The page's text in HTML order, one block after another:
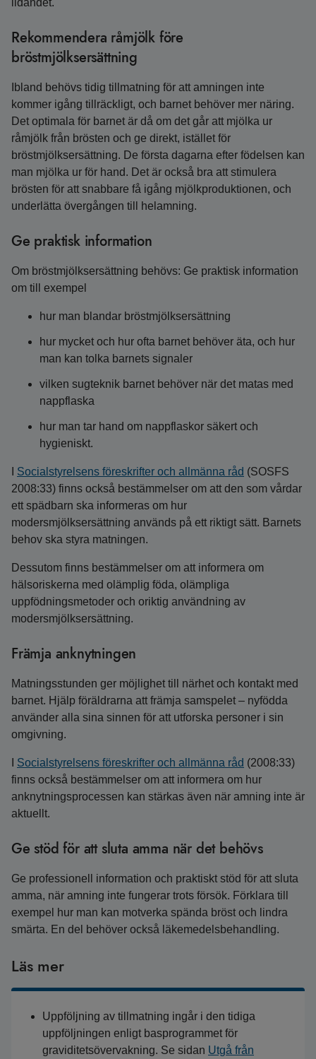
lidandet.
Rekommendera råmjölk före
bröstmjölksersättning
Ibland behövs tidig tillmatning för att amningen inte
kommer igång tillräckligt, och barnet behöver mer näring.
Det optimala för barnet är då om det går att mjölka ur
råmjölk från brösten och ge direkt, istället för
bröstmjölksersättning. De första dagarna efter födelsen kan
man mjölka ur för hand. Det är också bra att stimulera
brösten för att snabbare få igång mjölkproduktionen, och
underlätta övergången till helamning.
Ge praktisk information
Om bröstmjölksersättning behövs: Ge praktisk information
om till exempel
hur man blandar bröstmjölksersättning
hur mycket och hur ofta barnet behöver äta, och hur
man kan tolka barnets signaler
vilken sugteknik barnet behöver när det matas med
nappflaska
hur man tar hand om nappflaskor säkert och
hygieniskt.
Socialstyrelsens föreskrifter och allmänna råd (SOSFS
2008:33) finns också bestämmelser om att den som vårdar
ett spädbarn ska informeras om hur
modersmjölksersättning används på ett riktigt sätt. Barnets
behov ska styra matningen.
Dessutom finns bestämmelser om att informera om
hälsoriskerna med olämplig föda, olämpliga
uppfödningsmetoder och oriktig användning av
modersmjölksersättning.
Främja anknytningen
Matningsstunden ger möjlighet till närhet och kontakt med
barnet. Hjälp föräldrarna att främja samspelet – nyfödda
använder alla sina sinnen för att utforska personer i sin
omgivning.
Socialstyrelsens föreskrifter och allmänna råd (2008:33)
finns också bestämmelser om att informera om hur
anknytningsprocessen kan stärkas även när amning inte är
aktuellt.
Ge stöd för att sluta amma när det behövs
Ge professionell information och praktiskt stöd för att sluta
amma, när amning inte fungerar trots försök. Förklara till
exempel hur man kan motverka spända bröst och lindra
smärta. En del behöver också läkemedelsbehandling.
Läs mer
Uppföljning av tillmatning ingår i den tidiga
uppföljningen enligt basprogrammet för
graviditetsövervakning. Se sidan Utgå från